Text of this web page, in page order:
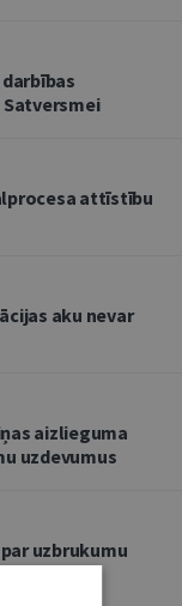
attīstību
aku nevar
aizlieguma
uzdevumus
uzbrukumu